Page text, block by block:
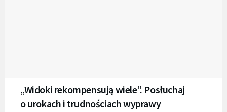
„Widoki rekompensują wiele”. Posłuchaj
o urokach i trudnościach wyprawy